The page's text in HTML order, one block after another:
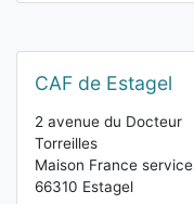
CAF de Estagel
2 avenue du Docteur
Torreilles
Maison France
66310 Estagel